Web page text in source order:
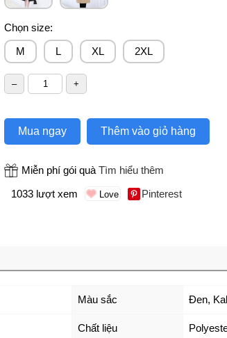
Chọn size:
M
L XL 2XL
Mua ngay Thêm vào giỏ hàng
Miễn phí gói quàTìm hiểu thêm
1033 lượt xem
Pinterest
Màu sắc Đen,
Chất liệu